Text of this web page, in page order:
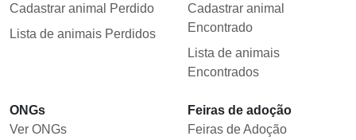
Cadastrar animal Perdido
Lista de animais Perdidos
Cadastrar animal
Encontrado
Lista de animais
Encontrados
ONGs
Ver ONGs
Feiras de adoção
Feiras de Adoção